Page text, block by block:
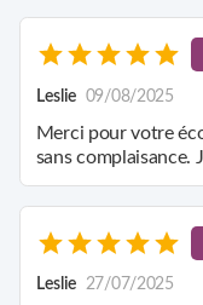
intérieure et aborder
une écoute
mon intuition à votre
à pas vers un
Marcos
Leslie 09/08/2025
Merci pour votre
sans complaisance.
Leslie 27/07/2025